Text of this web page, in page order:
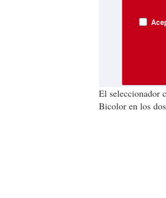
El seleccionador
Bicolor en los